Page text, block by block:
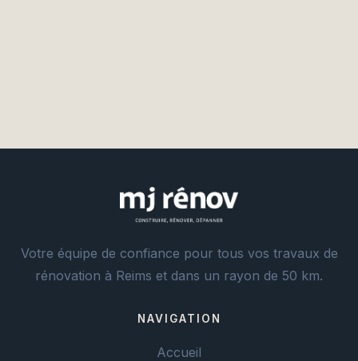
Votre équipe de confiance pour tous vos travaux de
rénovation à Reims et dans un rayon de 50 km.
NAVIGATION
Accueil